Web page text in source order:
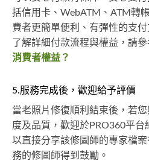
括信用卡、WebATM、ATM轉
費者更簡單便利、有彈性的支
了解詳細付款流程與權益，請參
消費者權益？
5.服務完成後，歡迎給予評價
當老照片修復順利結束後，若
度及品質，歡迎於PRO360平台
以直接分享該修圖師的專家檔
務的修圖師得到鼓勵。